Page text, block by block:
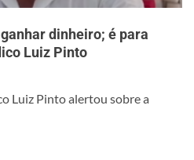
dinheiro; é para
Luiz Pinto
Luiz Pinto alertou sobre a